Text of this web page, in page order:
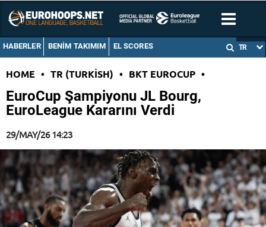
HABERLER BENIM TAKIMIM EL SCORES TR
HOME • TR (TURKISH) • BKT EUROCUP •
EuroCup Şampiyonu JL Bourg,
EuroLeague Kararını Verdi
29/MAY/26 14:23